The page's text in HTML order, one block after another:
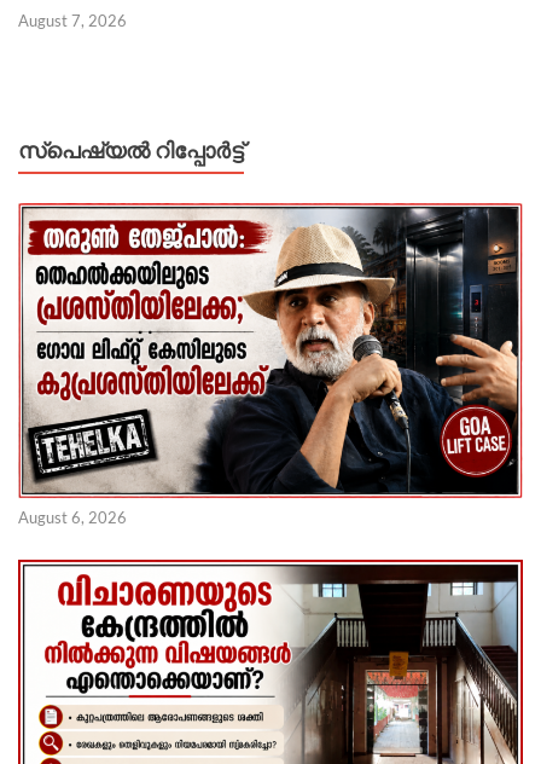
August 7, 2026
സ്പെഷ്യൽ റിപ്പോര്‍ട്ട്
August 6, 2026